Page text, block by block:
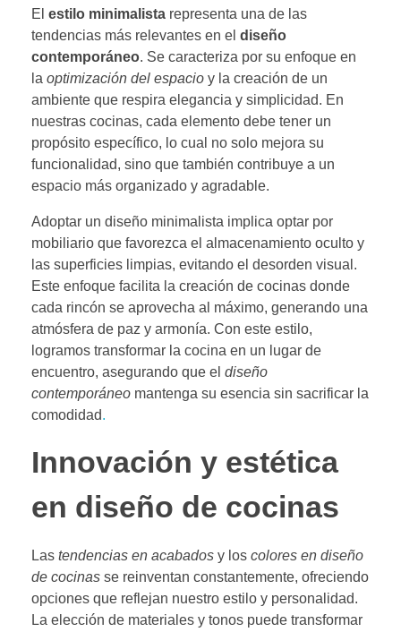
El estilo minimalista representa una de las
tendencias más relevantes en el diseño
contemporáneo. Se caracteriza por su enfoque en
la optimización del espacio y la creación de un
ambiente que respira elegancia y simplicidad. En
nuestras cocinas, cada elemento debe tener un
propósito específico, lo cual no solo mejora su
funcionalidad, sino que también contribuye a un
espacio más organizado y agradable.
Adoptar un diseño minimalista implica optar por
mobiliario que favorezca el almacenamiento oculto y
las superficies limpias, evitando el desorden visual.
Este enfoque facilita la creación de cocinas donde
cada rincón se aprovecha al máximo, generando una
atmósfera de paz y armonía. Con este estilo,
logramos transformar la cocina en un lugar de
encuentro, asegurando que el diseño
contemporáneo mantenga su esencia sin sacrificar la
comodidad.
Innovación y estética
en diseño de cocinas
Las tendencias en acabados y los colores en diseño
de cocinas se reinventan constantemente, ofreciendo
opciones que reflejan nuestro estilo y personalidad.
La elección de materiales y tonos puede transformar